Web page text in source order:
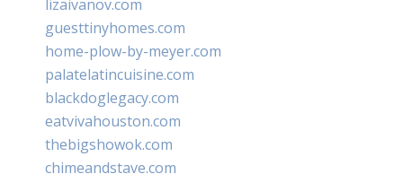
lizaivanov.com
guesttinyhomes.com
home-plow-by-meyer.com
palatelatincuisine.com
blackdoglegacy.com
eatvivahouston.com
thebigshowok.com
chimeandstave.com